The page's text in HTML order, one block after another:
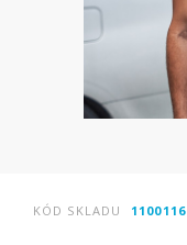
KÓD SKLADU 1100116